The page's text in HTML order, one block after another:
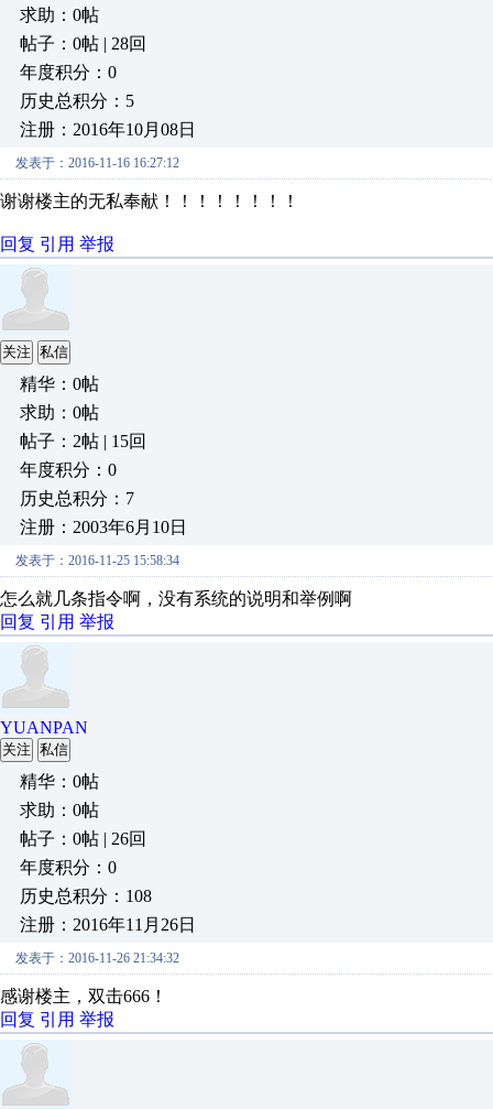
求助：0帖
帖子：0帖 | 28回
年度积分：0
历史总积分：5
注册：2016年10月08日
发表于：2016-11-16 16:27:12
谢谢楼主的无私奉献！！！！！！！！
回复 引用 举报
关注 私信
精华：0帖
求助：0帖
帖子：2帖 | 15回
年度积分：0
历史总积分：7
注册：2003年6月10日
发表于：2016-11-25 15:58:34
怎么就几条指令啊，没有系统的说明和举例啊
回复 引用 举报
YUANPAN
关注 私信
精华：0帖
求助：0帖
帖子：0帖 | 26回
年度积分：0
历史总积分：108
注册：2016年11月26日
发表于：2016-11-26 21:34:32
感谢楼主，双击666！
回复 引用 举报